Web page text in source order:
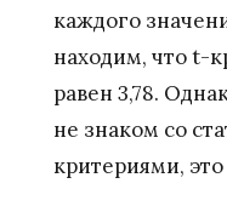
каждого
находим, что t-
равен 3,78.
не знаком со
критериями,